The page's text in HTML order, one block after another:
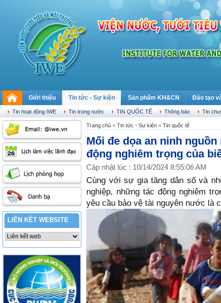
Giới thiệu Tin tức - Sự kiện Sản phẩm KH&CN Đào tạo
Tin hoạt động IWE Tin trong nước TIN QUỐC TẾ Thông báo Tin
Thứ bảy, 08.08.2026
LIÊN KẾT WEBSITE
Trang chủ » Tin tức - Sự kiện » Tin quốc tế
Mối đe dọa an ninh
động nghiêm trọng của
Cập nhật lúc : 10/14/2024 8:55:06 AM
Cùng với sự gia tăng dân số và
nghiệp, những tác động nghiêm
yêu cầu bảo vệ tài nguyên nước là